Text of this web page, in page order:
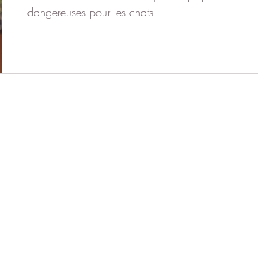
dangereuses pour les chats.